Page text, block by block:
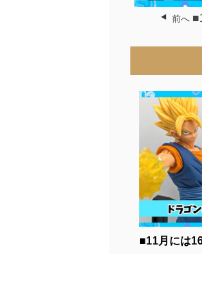
前へ
■11月には